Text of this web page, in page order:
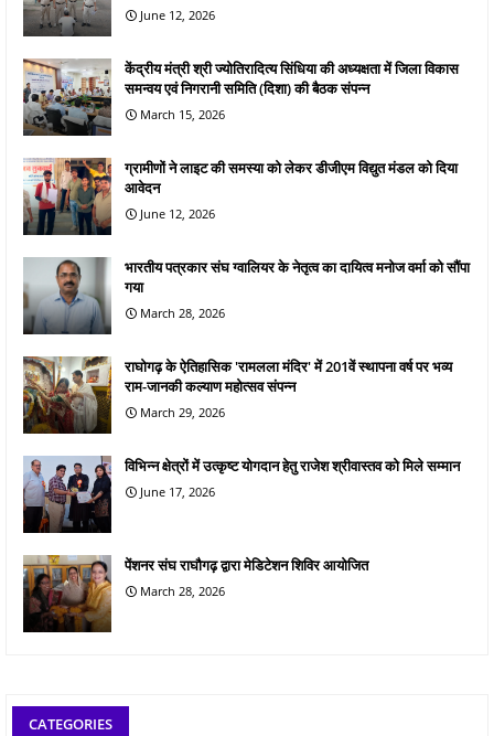
June 12, 2026
केंद्रीय मंत्री श्री ज्योतिरादित्य सिंधिया की अध्यक्षता में जिला विकास
समन्वय एवं निगरानी समिति (दिशा) की बैठक संपन्न
March 15, 2026
ग्रामीणों ने लाइट की समस्या को लेकर डीजीएम विद्युत मंडल को दिया
आवेदन
June 12, 2026
भारतीय पत्रकार संघ ग्वालियर के नेतृत्व का दायित्व मनोज वर्मा को सौंपा
गया
March 28, 2026
राघोगढ़ के ऐतिहासिक 'रामलला मंदिर' में 201वें स्थापना वर्ष पर भव्य
राम-जानकी कल्याण महोत्सव संपन्न
March 29, 2026
विभिन्न क्षेत्रों में उत्कृष्ट योगदान हेतु राजेश श्रीवास्तव को मिले सम्मान
June 17, 2026
पेंशनर संघ राघौगढ़ द्वारा मेडिटेशन शिविर आयोजित
March 28, 2026
CATEGORIES